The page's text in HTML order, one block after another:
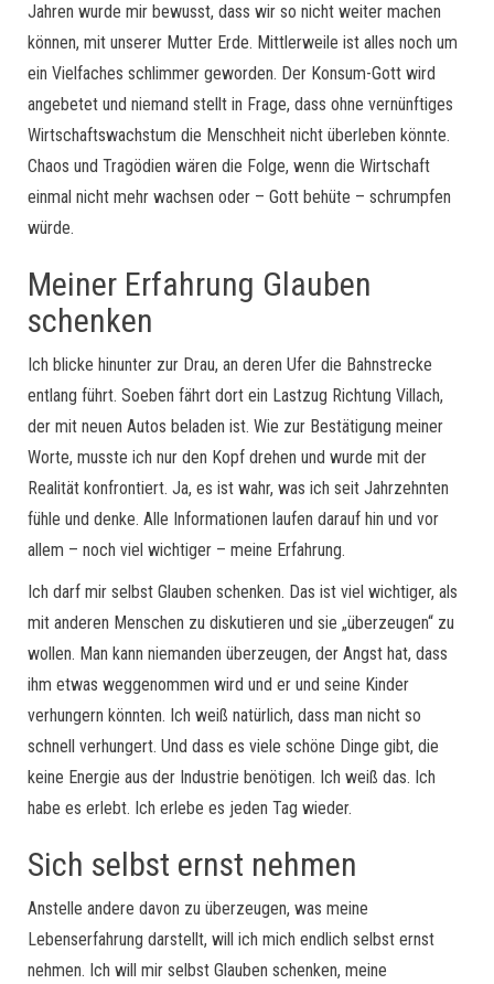
Jahren wurde mir bewusst, dass wir so nicht weiter machen
können, mit unserer Mutter Erde. Mittlerweile ist alles noch um
ein Vielfaches schlimmer geworden. Der Konsum-Gott wird
angebetet und niemand stellt in Frage, dass ohne vernünftiges
Wirtschaftswachstum die Menschheit nicht überleben könnte.
Chaos und Tragödien wären die Folge, wenn die Wirtschaft
einmal nicht mehr wachsen oder – Gott behüte – schrumpfen
würde.
Meiner Erfahrung Glauben
schenken
Ich blicke hinunter zur Drau, an deren Ufer die Bahnstrecke
entlang führt. Soeben fährt dort ein Lastzug Richtung Villach,
der mit neuen Autos beladen ist. Wie zur Bestätigung meiner
Worte, musste ich nur den Kopf drehen und wurde mit der
Realität konfrontiert. Ja, es ist wahr, was ich seit Jahrzehnten
fühle und denke. Alle Informationen laufen darauf hin und vor
allem – noch viel wichtiger – meine Erfahrung.
Ich darf mir selbst Glauben schenken. Das ist viel wichtiger, als
mit anderen Menschen zu diskutieren und sie „überzeugen“ zu
wollen. Man kann niemanden überzeugen, der Angst hat, dass
ihm etwas weggenommen wird und er und seine Kinder
verhungern könnten. Ich weiß natürlich, dass man nicht so
schnell verhungert. Und dass es viele schöne Dinge gibt, die
keine Energie aus der Industrie benötigen. Ich weiß das. Ich
habe es erlebt. Ich erlebe es jeden Tag wieder.
Sich selbst ernst nehmen
Anstelle andere davon zu überzeugen, was meine
Lebenserfahrung darstellt, will ich mich endlich selbst ernst
nehmen. Ich will mir selbst Glauben schenken, meine